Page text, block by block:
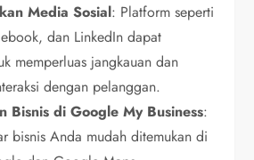
Media Sosial: Platform seperti
dan LinkedIn dapat
memperluas jangkauan dan
dengan pelanggan.
Bisnis di Google My Business:
bisnis Anda mudah ditemukan di